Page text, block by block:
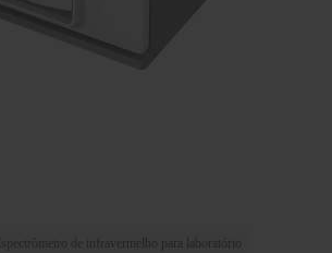
Espectrômetro de infravermelho para laboratório